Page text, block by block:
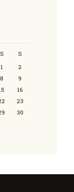
S
S
1
2
8
9
16
23
30